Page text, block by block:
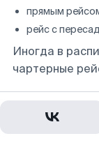
прямым
рейс с
Иногда в
чартерные